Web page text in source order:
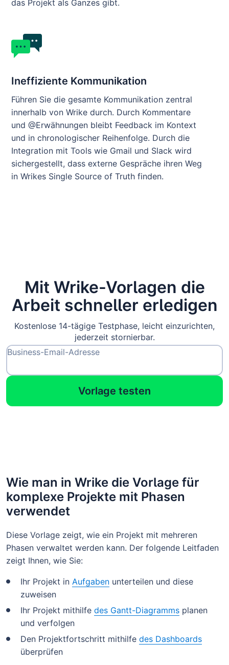
das Projekt als Ganzes gibt.
Ineffiziente Kommunikation
Führen Sie die gesamte Kommunikation zentral
innerhalb von Wrike durch. Durch Kommentare
und @Erwähnungen bleibt Feedback im Kontext
und in chronologischer Reihenfolge. Durch die
Integration mit Tools wie Gmail und Slack wird
sichergestellt, dass externe Gespräche ihren Weg
in Wrikes Single Source of Truth finden.
Mit Wrike-Vorlagen die
Arbeit schneller erledigen
Kostenlose 14-tägige Testphase, leicht einzurichten,
jederzeit stornierbar.
Business-Email-Adresse
Vorlage testen
Wie man in Wrike die Vorlage für
komplexe Projekte mit Phasen
verwendet
Diese Vorlage zeigt, wie ein Projekt mit mehreren
Phasen verwaltet werden kann. Der folgende Leitfaden
zeigt Ihnen, wie Sie:
Ihr Projekt in Aufgaben unterteilen und diese
zuweisen
Ihr Projekt mithilfe des Gantt-Diagramms planen
und verfolgen
Den Projektfortschritt mithilfe des Dashboards
überprüfen